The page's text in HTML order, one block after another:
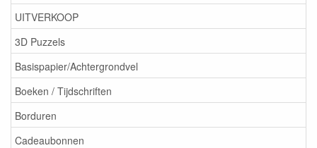
UITVERKOOP
3D Puzzels
Basispapier/Achtergrondvel
Boeken / Tijdschriften
Borduren
Cadeaubonnen